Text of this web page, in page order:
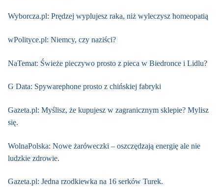
Wyborcza.pl: Prędzej wyplujesz raka, niż wyleczysz homeopatią
wPolityce.pl: Niemcy, czy naziści?
NaTemat: Świeże pieczywo prosto z pieca w Biedronce i Lidlu?
G Data: Spywarephone prosto z chińskiej fabryki
Gazeta.pl: Myślisz, że kupujesz w zagranicznym sklepie? Mylisz
się.
WolnaPolska: Nowe żaróweczki – oszczędzają energię ale nie
ludzkie zdrowie.
Gazeta.pl: Jedna rzodkiewka na 16 serków Turek.